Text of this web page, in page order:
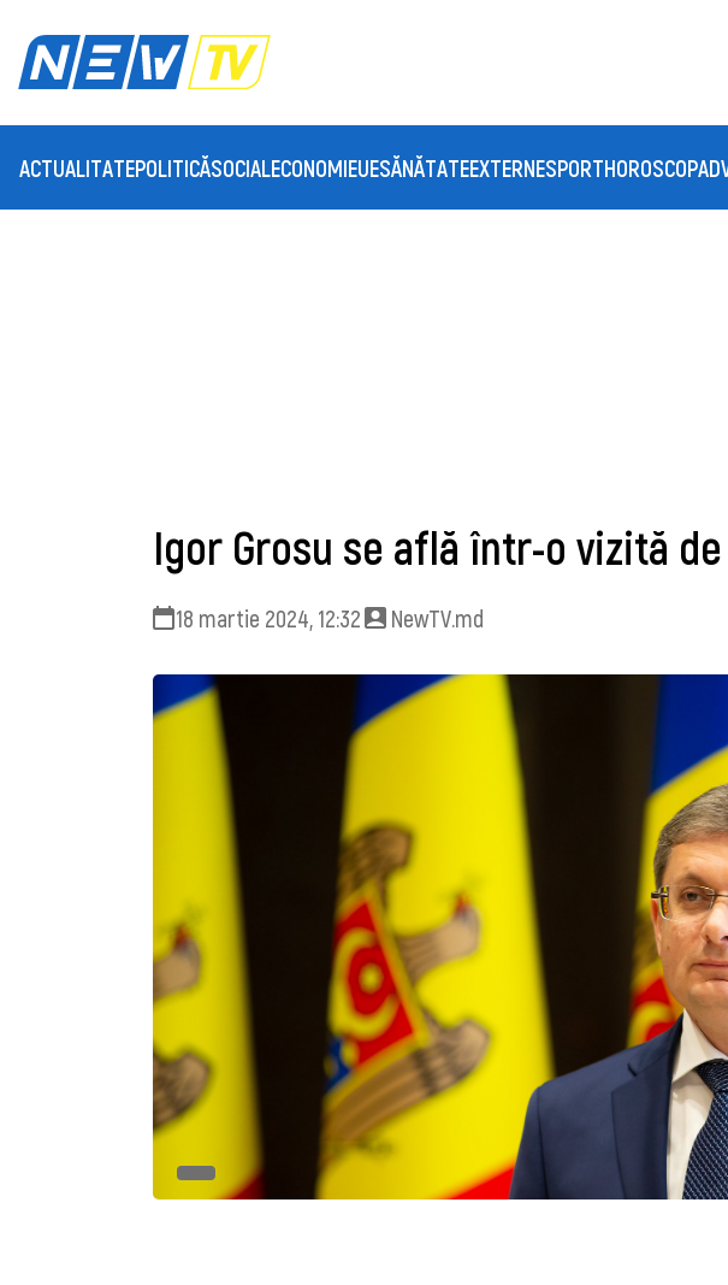
ACTUALITATEPOLITICĂSOCIAL ECONOMIEUESĂNĂTATEEXTERNESPORTHOROSCOP
Igor Grosu se află într-o vizită
18 martie 2024, 12:32 NewTV.md